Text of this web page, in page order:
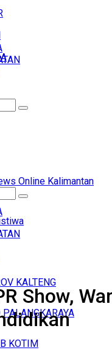
KALTENG
KOTIM
Show,